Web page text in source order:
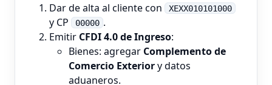
Dar de alta al cliente con
XEXX010101000
y CP 00000 .
Emitir CFDI 4.0 de Ingreso:
Bienes: agregar Complemento de
Comercio Exteriory datos
aduaneros.